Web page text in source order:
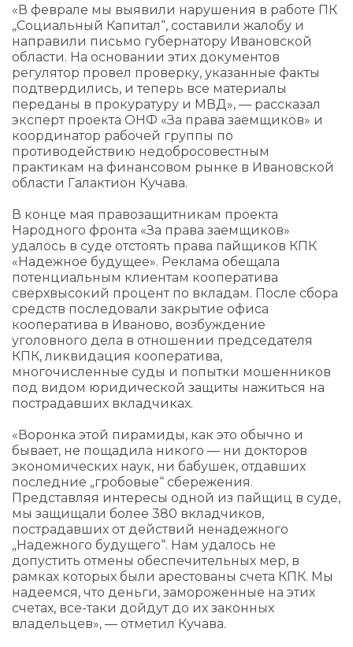
«В феврале мы выявили нарушения в работе ПК
„Социальный Капитал“, составили жалобу и
направили письмо губернатору Ивановской
области. На основании этих документов
регулятор провел проверку, указанные факты
подтвердились, и теперь все материалы
переданы в прокуратуру и МВД», — рассказал
эксперт проекта ОНФ «За права заемщиков» и
координатор рабочей группы по
противодействию недобросовестным
практикам на финансовом рынке в Ивановской
области Галактион Кучава.
В конце мая правозащитникам проекта
Народного фронта «За права заемщиков»
удалось в суде отстоять права пайщиков КПК
«Надежное будущее». Реклама обещала
потенциальным клиентам кооператива
сверхвысокий процент по вкладам. После сбора
средств последовали закрытие офиса
кооператива в Иваново, возбуждение
уголовного дела в отношении председателя
КПК, ликвидация кооператива,
многочисленные суды и попытки мошенников
под видом юридической защиты нажиться на
пострадавших вкладчиках.
«Воронка этой пирамиды, как это обычно и
бывает, не пощадила никого — ни докторов
экономических наук, ни бабушек, отдавших
последние „гробовые“ сбережения.
Представляя интересы одной из пайщиц в суде,
мы защищали более 380 вкладчиков,
пострадавших от действий ненадежного
„Надежного будущего“. Нам удалось не
допустить отмены обеспечительных мер, в
рамках которых были арестованы счета КПК. Мы
надеемся, что деньги, замороженные на этих
счетах, все-таки дойдут до их законных
владельцев», — отметил Кучава.